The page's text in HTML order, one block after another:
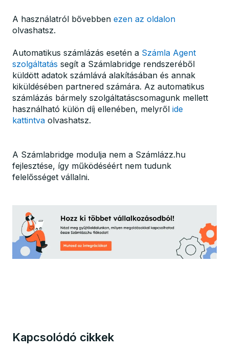
A használatról bővebben ezen az oldalon
olvashatsz.
Automatikus számlázás esetén a Számla Agent
szolgáltatás segít a Számlabridge rendszeréből
küldött adatok számlává alakításában és annak
kiküldésében partnered számára. Az automatikus
számlázás bármely szolgáltatáscsomagunk mellett
használható külön díj ellenében, melyről ide
kattintva olvashatsz.
A Számlabridge modulja nem a Számlázz.hu
fejlesztése, így működéséért nem tudunk
felelősséget vállalni.
Kapcsolódó cikkek